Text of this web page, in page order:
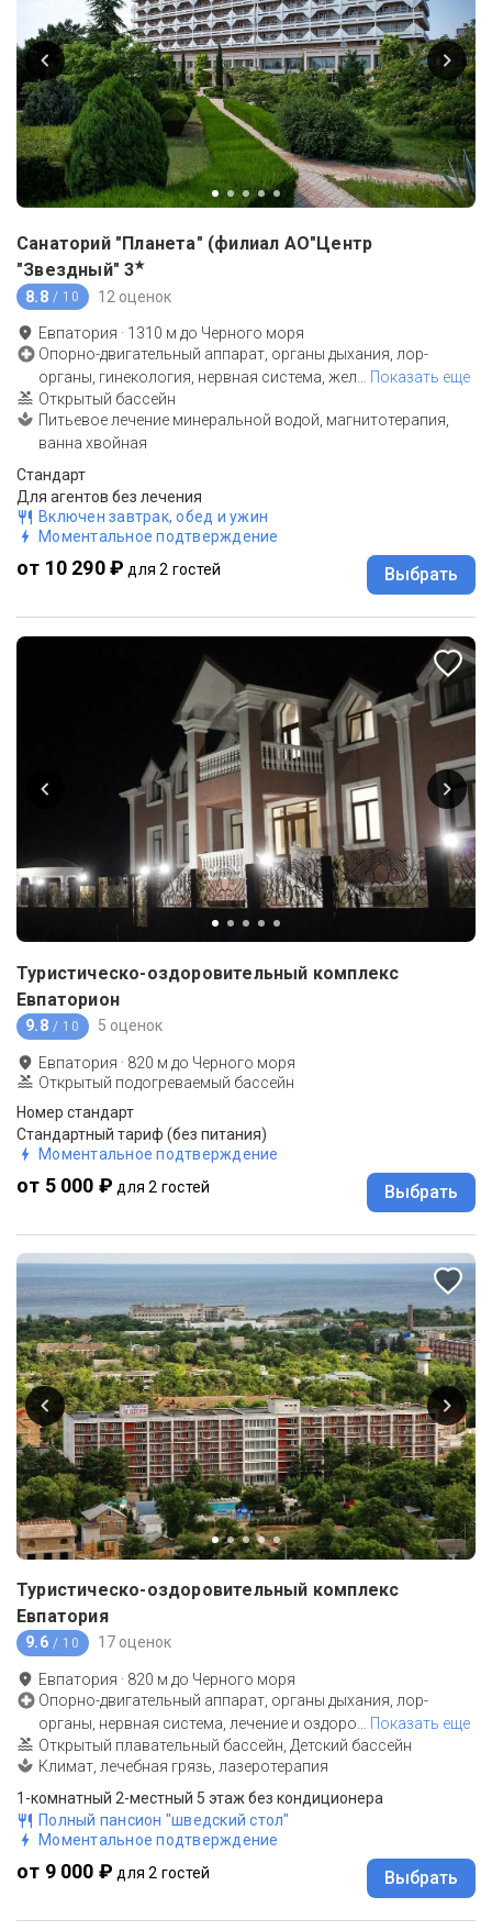
Санаторий "Планета" (филиал АО"Центр
"Звездный" 3★
8.8 / 10 12 оценок
Евпатория · 1310 м до Черного моря
Опорно-двигательный аппарат, органы дыхания, лор-
органы, гинекология, нервная система, жел… Показать еще
Открытый бассейн
Питьевое лечение минеральной водой, магнитотерапия,
ванна хвойная
Стандарт
Для агентов без лечения
Включен завтрак, обед и ужин
Моментальное подтверждение
от 10 290 ₽ для 2 гостей Выбрать
Туристическо-оздоровительный комплекс
Евпаторион
9.8 / 10 5 оценок
Евпатория · 820 м до Черного моря
Открытый подогреваемый бассейн
Номер стандарт
Стандартный тариф (без питания)
Моментальное подтверждение
от 5 000 ₽ для 2 гостей Выбрать
Туристическо-оздоровительный комплекс
Евпатория
9.6 / 10 17 оценок
Евпатория · 820 м до Черного моря
Опорно-двигательный аппарат, органы дыхания, лор-
органы, нервная система, лечение и оздоро
Показать еще
Открытый плавательный бассейн, Детский бассейн
Климат, лечебная грязь, лазеротерапия
1-комнатный 2-местный 5 этаж без кондиционера
Полный пансион "шведский стол"
Моментальное подтверждение
от 9 000 ₽ для 2 гостей Выбрать